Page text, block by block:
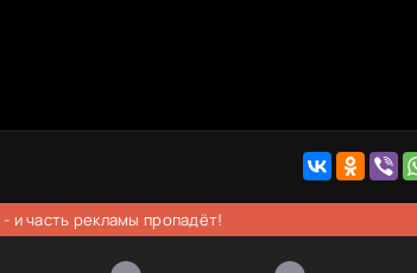
- и часть рекламы пропадёт!